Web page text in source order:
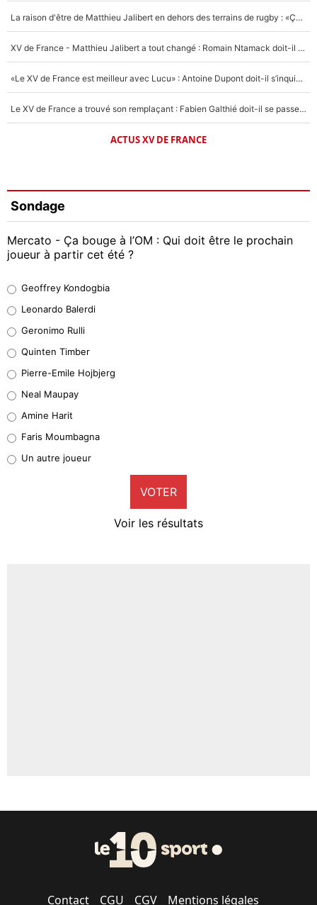
La raison d'être de Matthieu Jalibert en dehors des terrains de rugby : «Ça m'atteint autant que si tu touches à un membre de ma famille»
XV de France - Matthieu Jalibert a tout changé : Romain Ntamack doit-il s’inquiéter pour sa place à un an de la Coupe du monde ?
«Le XV de France est meilleur avec Lucu» : Antoine Dupont doit-il s’inquiéter pour sa place ?
Le XV de France a trouvé son remplaçant : Fabien Galthié doit-il se passer d'Antoine Dupont ?
ACTUS XV DE FRANCE
Sondage
Mercato - Ça bouge à l’OM : Qui doit être le prochain
joueur à partir cet été ?
38%
32%
5%
1%
9%
Geoffrey Kondogbia
Leonardo Balerdi
Geronimo Rulli
Quinten Timber
Pierre-Emile Hojbjerg
Neal Maupay
Amine Harit
Faris Moumbagna
Un autre joueur
VOTER
Voir les résultats
Contact CGU CGV Mentions légales